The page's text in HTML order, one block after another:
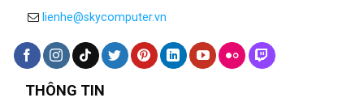
lienhe@skycomputer.vn
THÔNG TIN